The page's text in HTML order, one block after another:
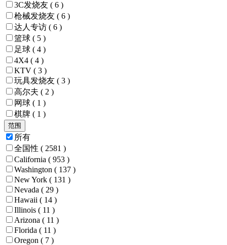
3C发烧友 ( 6 )
枪械发烧友 ( 6 )
达人专访 ( 6 )
篮球 ( 5 )
足球 ( 4 )
4X4 ( 4 )
KTV ( 3 )
玩具发烧友 ( 3 )
高尔夫 ( 2 )
网球 ( 1 )
棋牌 ( 1 )
范围
所有
全国性 ( 2581 )
California ( 953 )
Washington ( 137 )
New York ( 131 )
Nevada ( 29 )
Hawaii ( 14 )
Illinois ( 11 )
Arizona ( 11 )
Florida ( 11 )
Oregon ( 7 )